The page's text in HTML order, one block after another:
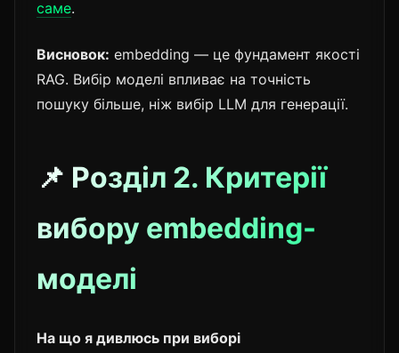
саме.
Висновок: embedding — це фундамент якості
RAG. Вибір моделі впливає на точність
пошуку більше, ніж вибір LLM для генерації.
📌 Розділ 2. Критерії
вибору embedding-
моделі
На що я дивлюсь при виборі